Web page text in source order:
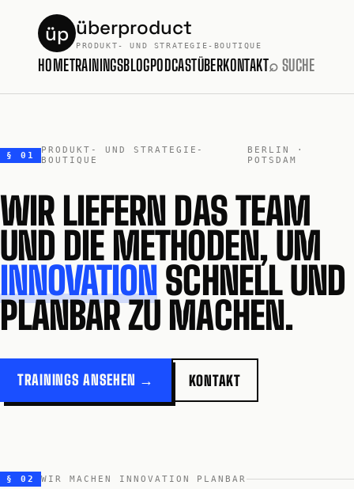
üp überproduct
PRODUKT- UND STRATEGIE-BOUTIQUE
HOMETRAININGSBLOGPODCASTÜBERKONTAKT⌕ SUCHE
§ 01
PRODUKT- UND STRATEGIE-
BOUTIQUE
BERLIN ·
POTSDAM
WIR LIEFERN DAS TEAM
UND DIE METHODEN, UM
INNOVATION SCHNELL UND
PLANBAR ZU MACHEN.
TRAININGS ANSEHEN → KONTAKT
§ 02 WIR MACHEN INNOVATION PLANBAR